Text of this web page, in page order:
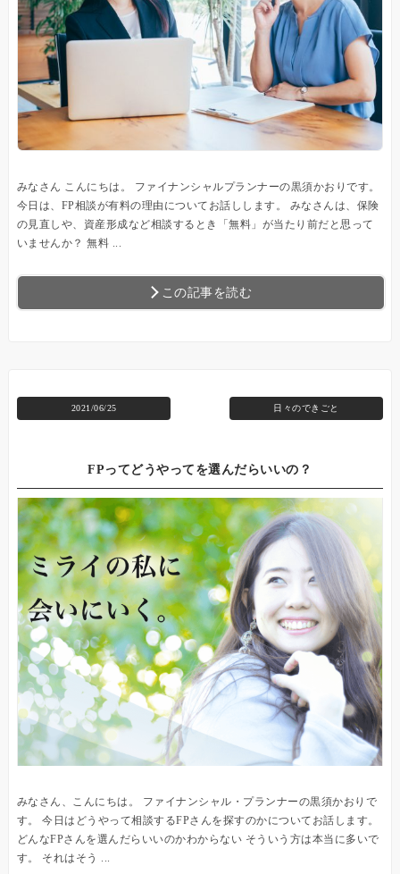
みなさん こんにちは。 ファイナンシャルプランナーの黒須かおりです。
今日は、FP相談が有料の理由についてお話しします。 みなさんは、保険
の見直しや、資産形成など相談するとき「無料」が当たり前だと思って
いませんか？ 無料 ...
この記事を読む
2021/06/25 日々のできごと
FPってどうやってを選んだらいいの？
みなさん、こんにちは。 ファイナンシャル・プランナーの黒須かおりで
す。 今日はどうやって相談するFPさんを探すのかについてお話します。
どんなFPさんを選んだらいいのかわからない そういう方は本当に多いで
す。 それはそう ...